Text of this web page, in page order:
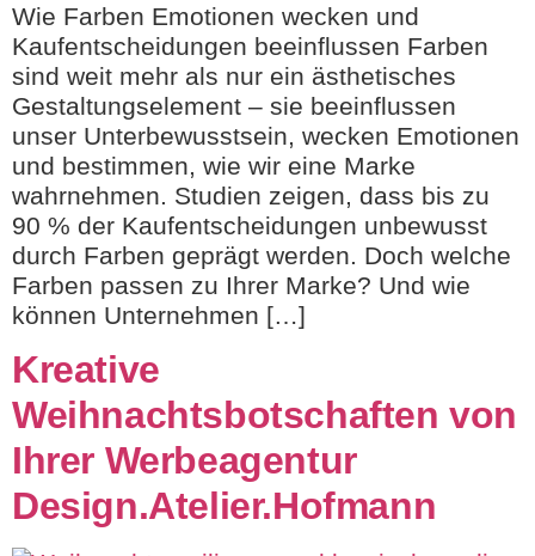
Wie Farben Emotionen wecken und
Kaufentscheidungen beeinflussen Farben
sind weit mehr als nur ein ästhetisches
Gestaltungselement – sie beeinflussen
unser Unterbewusstsein, wecken Emotionen
und bestimmen, wie wir eine Marke
wahrnehmen. Studien zeigen, dass bis zu
90 % der Kaufentscheidungen unbewusst
durch Farben geprägt werden. Doch welche
Farben passen zu Ihrer Marke? Und wie
können Unternehmen […]
Kreative
Weihnachtsbotschaften von
Ihrer Werbeagentur
Design.Atelier.Hofmann